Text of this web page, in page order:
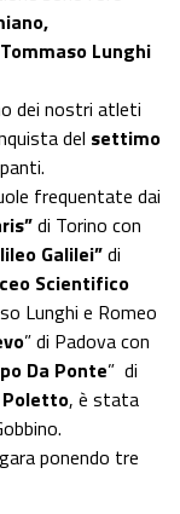
Tommaso Lunghi
dei nostri atleti
del settimo
frequentate dai
di Torino con
Galilei”di
Scientifico
Lunghi e Romeo
” di Padova con
Da Ponte” di
, è stata
ponendo tre